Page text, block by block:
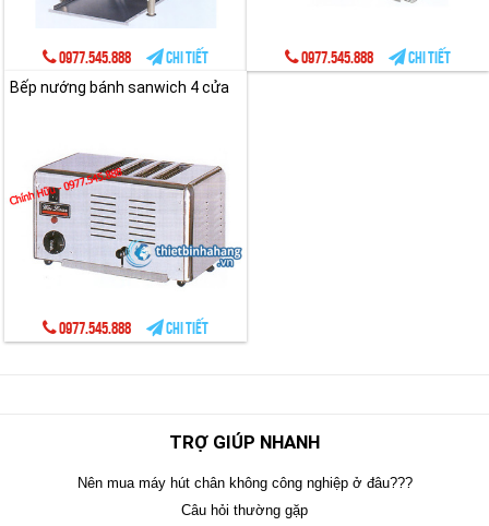
0977.545.888 Chi tiết 0977.545.888
Chi tiết
Bếp nướng bánh sanwich 4 cửa
0977.545.888 Chi tiết
TRỢ GIÚP NHANH
Nên mua máy hút chân không công nghiệp ở đâu???
Câu hỏi thường gặp